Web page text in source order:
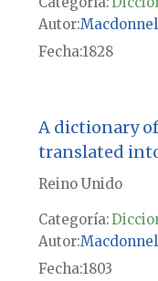
Autor
Fecha1828
A dictionary
translated
Reino Unido
Categoría:
Autor
Fecha1803